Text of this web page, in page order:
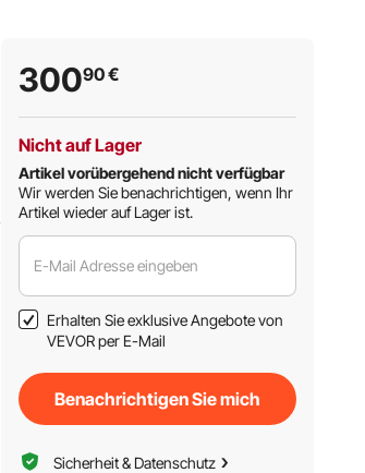
30090€
Nicht auf Lager
Artikel vorübergehend nicht verfügbar
Wir werden Sie benachrichtigen, wenn Ihr
Artikel wieder auf Lager ist.
E-Mail Adresse eingeben
Erhalten Sie exklusive Angebote von
VEVOR per E-Mail
Benachrichtigen Sie mich
Sicherheit & Datenschutz